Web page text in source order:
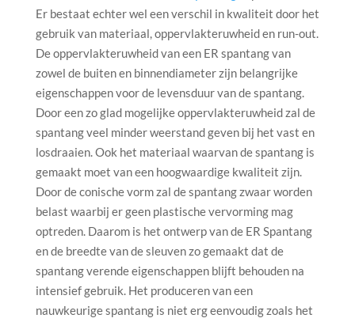
Er bestaat echter wel een verschil in kwaliteit door het
gebruik van materiaal, oppervlakteruwheid en run-out.
De oppervlakteruwheid van een ER spantang van
zowel de buiten en binnendiameter zijn belangrijke
eigenschappen voor de levensduur van de spantang.
Door een zo glad mogelijke oppervlakteruwheid zal de
spantang veel minder weerstand geven bij het vast en
losdraaien. Ook het materiaal waarvan de spantang is
gemaakt moet van een hoogwaardige kwaliteit zijn.
Door de conische vorm zal de spantang zwaar worden
belast waarbij er geen plastische vervorming mag
optreden. Daarom is het ontwerp van de ER Spantang
en de breedte van de sleuven zo gemaakt dat de
spantang verende eigenschappen blijft behouden na
intensief gebruik. Het produceren van een
nauwkeurige spantang is niet erg eenvoudig zoals het